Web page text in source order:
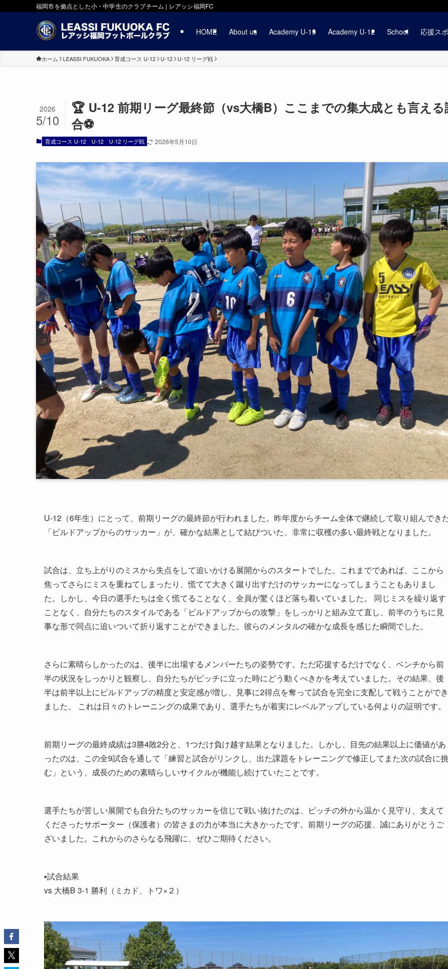
福岡市を拠点とした小・中学生のクラブチーム | レアッシ福岡FC
HOME About us Academy U-15 Academy U-12 School 応援ス
ホーム LEASSI FUKUOKA 育成コース U-12 U-12 U-12 リーグ戦
🏆 U-12 前期リーグ最終節（vs大橋B）ここまでの集大成とも言える
合⚽️
2026
5/10
育成コース U-12 U-12 U-12 リーグ戦 2026年5月10日
U-12（6年生）にとって、前期リーグの最終節が行われました。昨年度からチーム全体で継続して取り組んでき
「ビルドアップからのサッカー」が、確かな結果として結びついた、非常に収穫の多い最終戦となりました。
試合は、立ち上がりのミスから失点をして追いかける展開からのスタートでした。これまでであれば、ここから
焦ってさらにミスを重ねてしまったり、慌てて大きく蹴り出すだけのサッカーになってしまうこともありまし
た。しかし、今日の選手たちは全く慌てることなく、全員が驚くほど落ち着いていました。 同じミスを繰り返す
ことなく、自分たちのスタイルである「ビルドアップからの攻撃」をしっかりと組み立て直し、前半のうちに見
事な形で同点に追いついて折り返すことができました。彼らのメンタルの確かな成長を感じた瞬間でした。
さらに素晴らしかったのは、後半に出場するメンバーたちの姿勢です。ただ応援するだけでなく、ベンチから前
半の状況をしっかりと観察し、自分たちがピッチに立った時にどう動くべきかを考えていました。その結果、後
半は前半以上にビルドアップの精度と安定感が増し、見事に2得点を奪って試合を完全に支配して戦うことができ
ました。 これは日々のトレーニングの成果であり、選手たちが着実にレベルアップしている何よりの証明です。
前期リーグの最終成績は3勝4敗2分と、1つだけ負け越す結果となりました。しかし、目先の結果以上に価値があ
ったのは、この全9試合を通して「練習と試合がリンクし、出た課題をトレーニングで修正してまた次の試合に挑
む」という、成長のための素晴らしいサイクルが機能し続けていたことです。
選手たちが苦しい展開でも自分たちのサッカーを信じて戦い抜けたのは、ピッチの外から温かく見守り、支えて
くださったサポーター（保護者）の皆さまの力が本当に大きかったです。前期リーグの応援、誠にありがとうご
ざいました。これからのさらなる飛躍に、ぜひご期待ください。
▪️試合結果
vs 大橋B 3-1 勝利（ミカド、トワ×２）